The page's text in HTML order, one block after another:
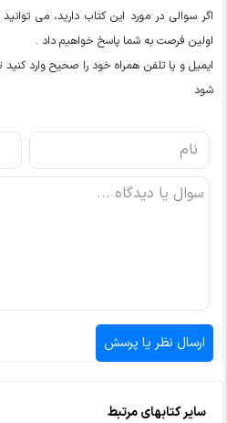
اگر سوالی در مورد این کتاب دارید، می
اولین فرصت به شما پاسخ خواهیم داد .
ایمیل و یا تلفن همراه خود را صحیح وارد
شود
سایر کتابهای مرتبط